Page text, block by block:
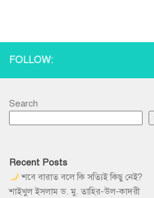
FOLLOW:
Search
Recent Posts
শবে বারাত বলে কি সত্যিই কিছু নেই?
শাইখুল ইসলাম ড. মু. তাহির-উল-কাদরী